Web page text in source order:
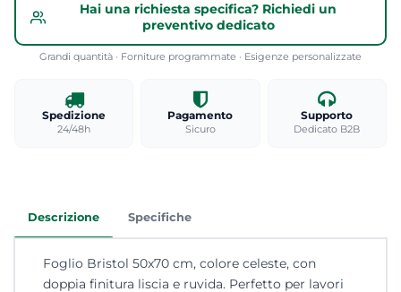
Hai una richiesta specifica? Richiedi un
preventivo dedicato
Grandi quantità · Forniture programmate · Esigenze personalizzate
Spedizione
24/48h
Pagamento
Sicuro
Supporto
Dedicato B2B
Descrizione Specifiche
Foglio Bristol 50x70 cm, colore celeste, con
doppia finitura liscia e ruvida. Perfetto per lavori